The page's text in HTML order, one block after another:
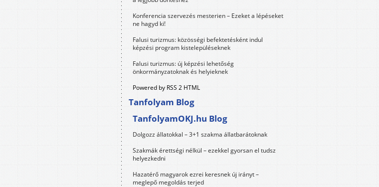
Konferencia szervezés mesterien – Ezeket a lépéseket
ne hagyd ki!
Falusi turizmus: közösségi befektetésként indul
képzési program kistelepüléseknek
Falusi turizmus: új képzési lehetőség
önkormányzatoknak és helyieknek
Powered by RSS 2 HTML
Tanfolyam Blog
TanfolyamOKJ.hu Blog
Dolgozz állatokkal – 3+1 szakma állatbarátoknak
Szakmák érettségi nélkül – ezekkel gyorsan el tudsz
helyezkedni
Hazatérő magyarok ezrei keresnek új irányt –
meglepő megoldás terjed